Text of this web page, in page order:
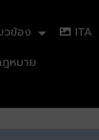
วข้อง
ITA
ฎหมาย